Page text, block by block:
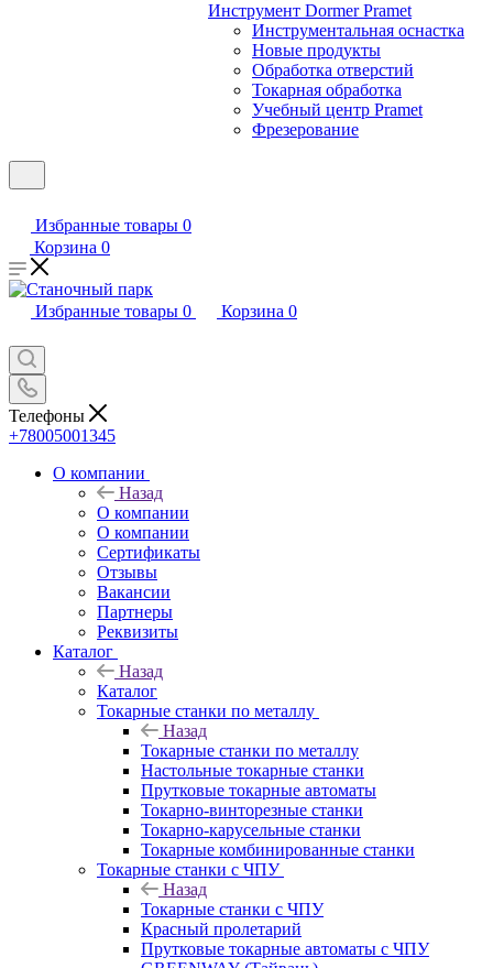
Инструмент Dormer Pramet
Инструментальная оснастка
Новые продукты
Обработка отверстий
Токарная обработка
Учебный центр Pramet
Фрезерование
Избранные товары 0
Корзина 0
Избранные товары 0 Корзина 0
Телефоны
+78005001345
О компании
Назад
О компании
О компании
Сертификаты
Отзывы
Вакансии
Партнеры
Реквизиты
Каталог
Назад
Каталог
Токарные станки по металлу
Назад
Токарные станки по металлу
Настольные токарные станки
Прутковые токарные автоматы
Токарно-винторезные станки
Токарно-карусельные станки
Токарные комбинированные станки
Токарные станки с ЧПУ
Назад
Токарные станки с ЧПУ
Красный пролетарий
Прутковые токарные автоматы с ЧПУ